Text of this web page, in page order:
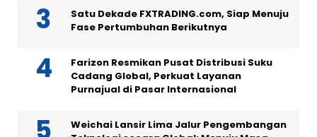
Satu Dekade FXTRADING.com, Siap Menuju
Fase Pertumbuhan Berikutnya
Farizon Resmikan Pusat Distribusi Suku
Cadang Global, Perkuat Layanan
Purnajual di Pasar Internasional
Weichai Lansir Lima Jalur Pengembangan